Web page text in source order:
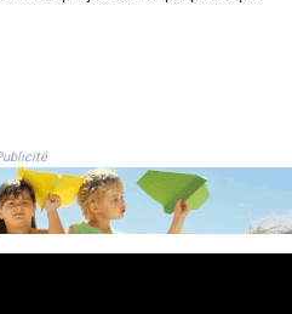
SEK 10.961095
SGD 1.477585
SLE 28.445176